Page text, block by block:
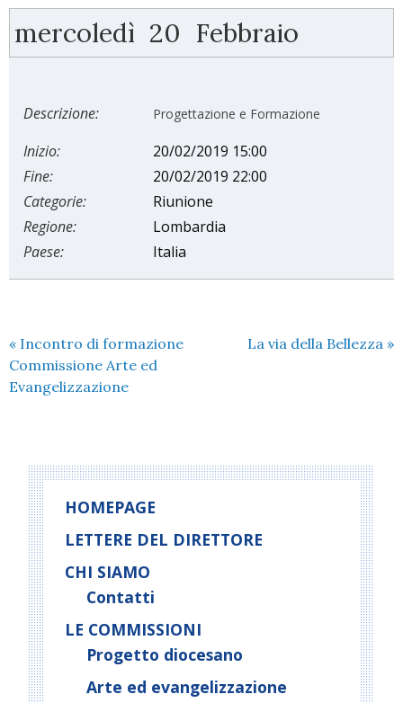
mercoledì 20 Febbraio
Descrizione: Progettazione e Formazione
Inizio:
20/02/2019 15:00
Fine:
20/02/2019 22:00
Categorie:
Riunione
Regione:
Lombardia
Paese:
Italia
« Incontro di formazione
Commissione Arte ed
Evangelizzazione
La via della Bellezza »
HOMEPAGE
LETTERE DEL DIRETTORE
CHI SIAMO
Contatti
LE COMMISSIONI
Progetto diocesano
Arte ed evangelizzazione